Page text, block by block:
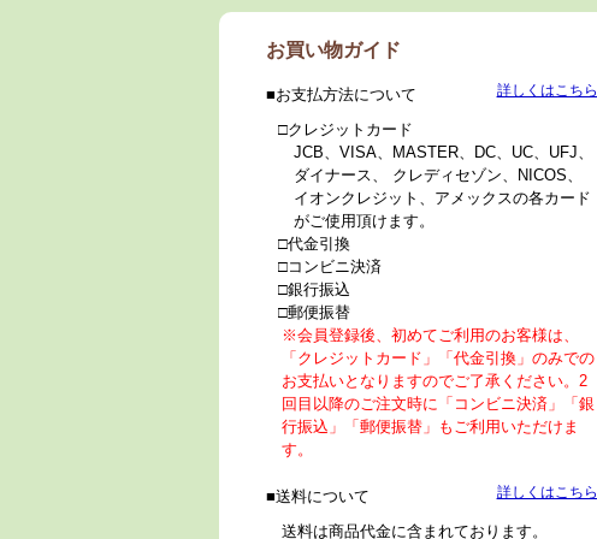
お買い物ガイド
お支払方法について 詳しくはこちら
クレジットカード
JCB、VISA、MASTER、DC、UC、UFJ、
ダイナース、 クレディセゾン、NICOS、
イオンクレジット、アメックスの各カード
がご使用頂けます。
代金引換
コンビニ決済
銀行振込
郵便振替
※会員登録後、初めてご利用のお客様は、
「クレジットカード」「代金引換」のみでの
お支払いとなりますのでご了承ください。2
回目以降のご注文時に「コンビニ決済」「銀
行振込」「郵便振替」もご利用いただけま
す。
送料について 詳しくはこちら
送料は商品代金に含まれております。